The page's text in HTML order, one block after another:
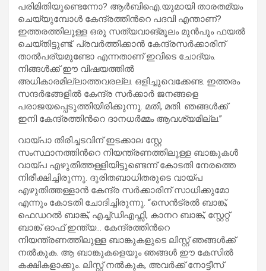
പരിമിതിയുണ്ടെന്നോ? ആർബിഐ.യുമായി താരതമ്യം
ചെയ്യുമ്പോൾ കേന്ദ്രത്തിന്‍റെ പദവി എന്താണ്?
ഇത്തരത്തിലുള്ള ഒരു സത്യവാങ്മൂലം മുൻപും ഫയൽ
ചെയ്തിട്ടുണ്ട്. പ്രവർത്തിക്കാൻ കേന്ദ്രസർക്കാരിന്
താൽപര്യമുണ്ടോ എന്നതാണ് ഇവിടെ ചോദ്യം.
നിങ്ങൾക്ക് ഈ വിഷയത്തിൽ
അധികാരമില്ലാത്തവരല്ല. ഒളിച്ചുവെക്കേണ്ട. ഇത്തരം
സന്ദർഭങ്ങളിൽ കേന്ദ്ര സർക്കാർ ജനങ്ങളെ
പരാജയപ്പെടുത്തിയിരിക്കുന്നു. മതി, മതി. ഞങ്ങൾക്ക്
ഇനി കേന്ദ്രത്തിന്‍റെ ദാനധർമ്മം ആവശ്യമില്ല.”
വായ്പാ തിരിച്ചടവിന് ഇടക്കാല സ്റ്റേ
സംസ്ഥാനത്തിന്‍റെ നിയന്ത്രണത്തിലുള്ള ബാങ്കുകൾ
വായ്പ എഴുതിത്തള്ളിയിട്ടുണ്ടെന്ന് കോടതി നേരത്തെ
നിരീക്ഷിച്ചിരുന്നു. ദുരിതബാധിതരുടെ വായ്പ
എഴുതിത്തള്ളാൻ കേന്ദ്ര സർക്കാരിന് സാധിക്കുമോ
എന്നും കോടതി ചോദിച്ചിരുന്നു. “സെൻട്രൽ ബാങ്ക്,
ഫെഡറൽ ബാങ്ക്, എച്ച്ഡിഎഫ്സി, കാനറ ബാങ്ക്, സ്റ്റേറ്റ്
ബാങ്ക് ഓഫ് ഇന്ത്യ… കേന്ദ്രത്തിന്‍റെ
നിയന്ത്രണത്തിലുള്ള ബാങ്കുകളുടെ ലിസ്റ്റ് ഞങ്ങൾക്ക്
നൽകുക. ആ ബാങ്കുകളെയും ഞങ്ങൾ ഈ കേസിൽ
കക്ഷികളാക്കും. ലിസ്റ്റ് നൽകുക, അവർക്ക് നോട്ടീസ്